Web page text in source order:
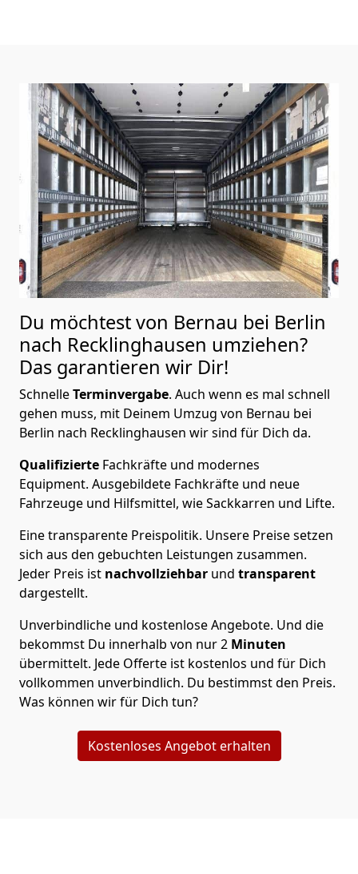
Du möchtest von Bernau bei Berlin
nach Recklinghausen umziehen?
Das garantieren wir Dir!
SchnelleTerminvergabe. Auch wenn es mal schnell
gehen muss, mit Deinem Umzug von Bernau bei
Berlin nach Recklinghausen wir sind für Dich da.
Qualifizierte Fachkräfte und modernes
Equipment. Ausgebildete Fachkräfte und neue
Fahrzeuge und Hilfsmittel, wie Sackkarren und Lifte.
Eine transparente Preispolitik. Unsere Preise setzen
sich aus den gebuchten Leistungen zusammen.
Jeder Preis ist nachvollziehbar und transparent
dargestellt.
Unverbindliche und kostenlose Angebote. Und die
bekommst Du innerhalb von nur2 Minuten
übermittelt. Jede Offerte ist kostenlos und für Dich
vollkommen unverbindlich. Du bestimmst den Preis.
Was können wir für Dich tun?
Kostenloses Angebot erhalten